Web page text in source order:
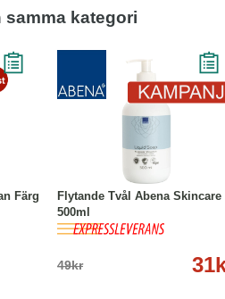
samma kategori
Färg
Flytande Tvål Abena Skincare
500ml
49kr
Köp